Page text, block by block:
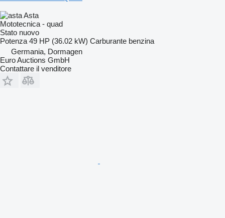
Asta
Mototecnica - quad
Stato nuovo
Potenza 49 HP (36.02 kW) Carburante benzina
Germania, Dormagen
Euro Auctions GmbH
Contattare il venditore